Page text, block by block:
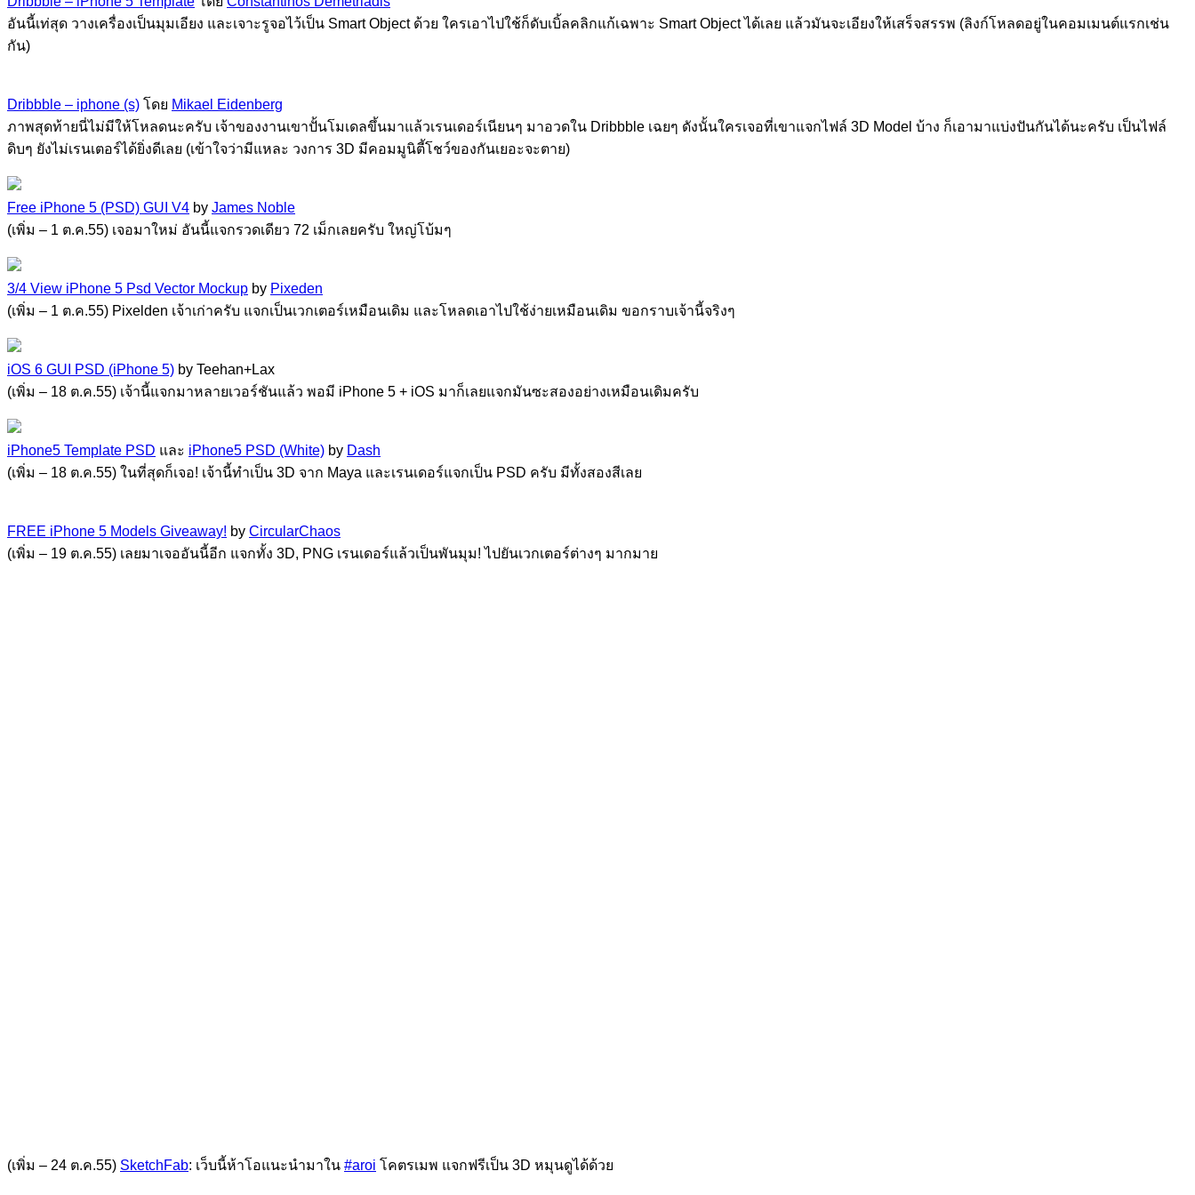
อันนี้เท่สุด วางเครื่องเป็นมุมเอียง และเจาะรูจอไว้เป็น Smart Object ด้วย ใครเอาไปใช้ก็ดับเบิ้ลคลิกแก้เฉพาะ Smart Object ได้เลย แล้วมันจะเอียงให้เสร็จสรรพ (ลิงก์โหลดอยู่ในคอมเมนต์แรกเช่น
กัน)
Dribbble – iphone (s) โดย Mikael Eidenberg
ภาพสุดท้ายนี่ไม่มีให้โหลดนะครับ เจ้าของงานเขาปั้นโมเดลขึ้นมาแล้วเรนเดอร์เนียนๆ มาอวดใน Dribbble เฉยๆ ดังนั้นใครเจอที่เขาแจกไฟล์ 3D Model บ้าง ก็เอามาแบ่งปันกันได้นะครับ เป็นไฟล์
ดิบๆ ยังไม่เรนเตอร์ได้ยิ่งดีเลย (เข้าใจว่ามีแหละ วงการ 3D มีคอมมูนิตี้โชว์ของกันเยอะจะตาย)
Free iPhone 5 (PSD) GUI V4 by James Noble
(เพิ่ม – 1 ต.ค.55) เจอมาใหม่ อันนี้แจกรวดเดียว 72 เม็กเลยครับ ใหญ่โบ้มๆ
3/4 View iPhone 5 Psd Vector Mockup by Pixeden
(เพิ่ม – 1 ต.ค.55) Pixelden เจ้าเก่าครับ แจกเป็นเวกเตอร์เหมือนเดิม และโหลดเอาไปใช้ง่ายเหมือนเดิม ขอกราบเจ้านี้จริงๆ
iOS 6 GUI PSD (iPhone 5) by Teehan+Lax
(เพิ่ม – 18 ต.ค.55) เจ้านี้แจกมาหลายเวอร์ชันแล้ว พอมี iPhone 5 + iOS มาก็เลยแจกมันซะสองอย่างเหมือนเดิมครับ
iPhone5 Template PSD และ iPhone5 PSD (White) by Dash
(เพิ่ม – 18 ต.ค.55) ในที่สุดก็เจอ! เจ้านี้ทำเป็น 3D จาก Maya และเรนเดอร์แจกเป็น PSD ครับ มีทั้งสองสีเลย
FREE iPhone 5 Models Giveaway! by CircularChaos
(เพิ่ม – 19 ต.ค.55) เลยมาเจออันนี้อีก แจกทั้ง 3D, PNG เรนเดอร์แล้วเป็นพันมุม! ไปยันเวกเตอร์ต่างๆ มากมาย
(เพิ่ม – 24 ต.ค.55) SketchFab: เว็บนี้ห้าโอแนะนำมาใน #aroi โคตรเมพ แจกฟรีเป็น 3D หมุนดูได้ด้วย